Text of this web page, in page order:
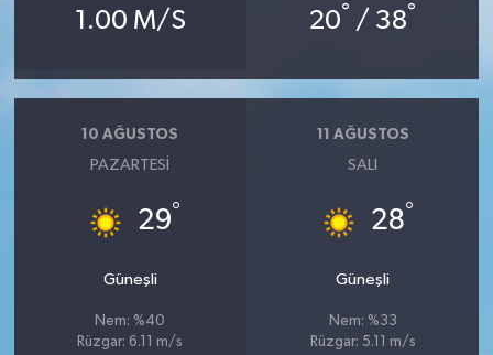
1.00 M/S 20° / 38°
10 AĞUSTOS
PAZARTESI
29°
Güneşli
Nem: %40
Rüzgar: 6.11 m/s
11 AĞUSTOS
SALI
28°
Güneşli
Nem: %33
Rüzgar: 5.11 m/s